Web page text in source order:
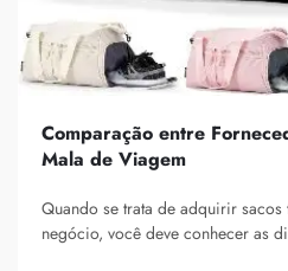
Comparação entre
Mala de Viagem
Quando se trata de adquirir
negócio, você deve conhecer as